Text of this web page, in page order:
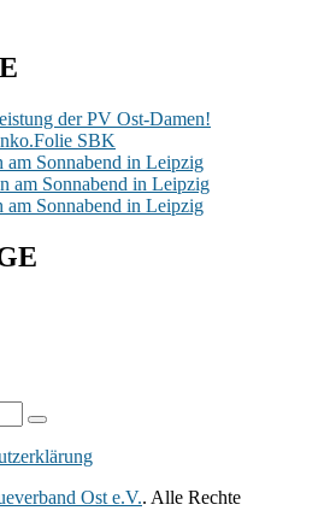
der PV Ost-Damen!
SBK
am Sonnabend in Leipzig
am Sonnabend in Leipzig
am Sonnabend in Leipzig
Suchen
Ost e.V.. Alle Rechte